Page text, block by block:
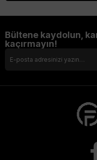
Bültene kaydolun,
kaçırmayın!